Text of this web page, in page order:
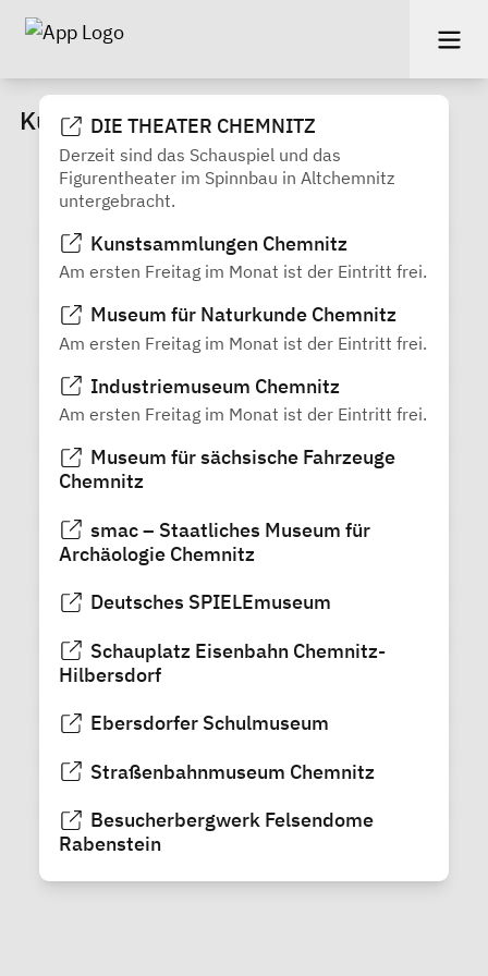
Kultur DIE THEATER CHEMNITZ
Derzeit sind das Schauspiel und das
Figurentheater im Spinnbau in Altchemnitz
untergebracht.
Kunstsammlungen Chemnitz
Am ersten Freitag im Monat ist der Eintritt frei.
Museum für Naturkunde Chemnitz
Am ersten Freitag im Monat ist der Eintritt frei.
Industriemuseum Chemnitz
Am ersten Freitag im Monat ist der Eintritt frei.
Museum für sächsische Fahrzeuge
Chemnitz
smac – Staatliches Museum für
Archäologie Chemnitz
Deutsches SPIELEmuseum
Schauplatz Eisenbahn Chemnitz-
Hilbersdorf
Ebersdorfer Schulmuseum
Straßenbahnmuseum Chemnitz
Besucherbergwerk Felsendome
Rabenstein